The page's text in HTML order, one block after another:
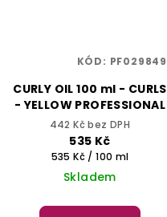
CURLY OIL 100 ml - CURLS
- YELLOW PROFESSIONAL
442 Kč bez DPH
535 Kč
Měrná
cena:
535 Kč / 100 ml
Skladem
KÓD: PF029849